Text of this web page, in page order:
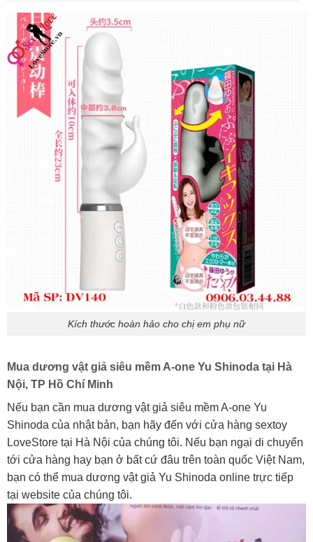
Kích thước hoàn hảo cho chị em phụ nữ
Mua dương vật giả siêu mềm A-one Yu Shinoda tại Hà
Nội, TP Hồ Chí Minh
Nếu bạn cần mua dương vật giả siêu mềm A-one Yu
Shinoda của nhật bản, bạn hãy đến với cửa hàng sextoy
LoveStore tại Hà Nội của chúng tôi. Nếu bạn ngại di chuyển
tới cửa hàng hay bạn ở bất cứ đâu trên toàn quốc Việt Nam,
bạn có thể mua dương vật giả Yu Shinoda online trực tiếp
tại website của chúng tôi.